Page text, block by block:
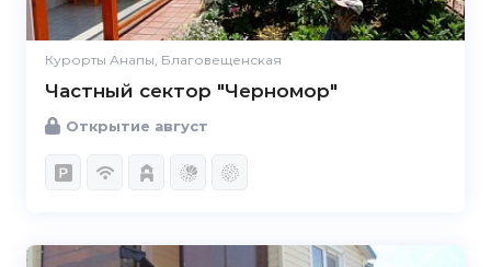
Курорты Анапы, Благовещенская
Частный сектор "Черномор"
Открытие август